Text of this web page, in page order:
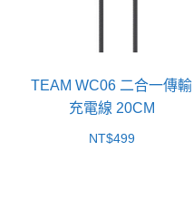
TEAM WC06 二合一傳輸
充電線 20CM
NT$499